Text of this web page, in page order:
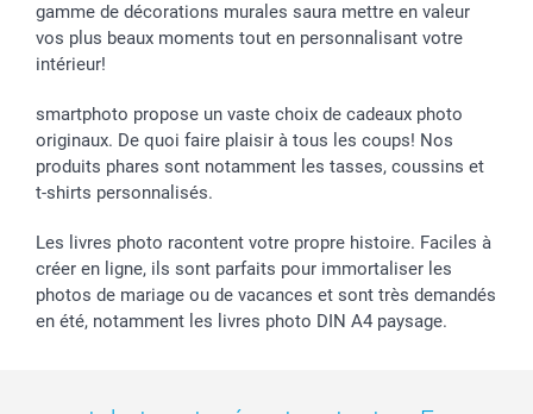
Chèque Cadeau
Investor Relations
B2B smartbusiness
Mariage
Fête d'anniversaire
Tous les évènements
Modes de Paiement
Identifiez-vous
Statut de ma commande
smarfriends
smartgarantie
smartbonus
gamme de décorations murales saura mettre en valeur
vos plus beaux moments tout en personnalisant votre
intérieur!
smartphoto propose un vaste choix de cadeaux photo
originaux. De quoi faire plaisir à tous les coups! Nos
produits phares sont notamment les tasses, coussins et
t-shirts personnalisés.
Les livres photo racontent votre propre histoire. Faciles à
créer en ligne, ils sont parfaits pour immortaliser les
photos de mariage ou de vacances et sont très demandés
en été, notamment les livres photo DIN A4 paysage.